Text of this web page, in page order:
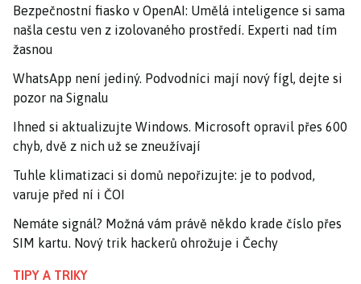
Bezpečnostní fiasko v OpenAI: Umělá inteligence si sama
našla cestu ven z izolovaného prostředí. Experti nad tím
žasnou
WhatsApp není jediný. Podvodníci mají nový fígl, dejte si
pozor na Signalu
Ihned si aktualizujte Windows. Microsoft opravil přes 600
chyb, dvě z nich už se zneužívají
Tuhle klimatizaci si domů nepořizujte: je to podvod,
varuje před ní i ČOI
Nemáte signál? Možná vám právě někdo krade číslo přes
SIM kartu. Nový trik hackerů ohrožuje i Čechy
TIPY A TRIKY